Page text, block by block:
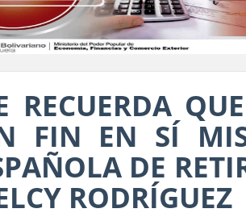
RECUERDA
FIN EN SÍ
DE
RODRÍGUEZ